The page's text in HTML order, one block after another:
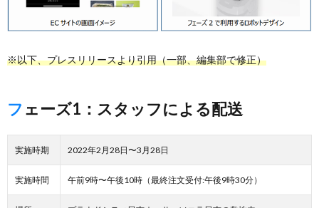
※以下、プレスリリースより引用（一部、編集部で修正）
フェーズ1：スタッフによる配送
実施時期 2022年2月28日〜3月28日
実施時間 午前9時〜午後10時（最終注文受付:午後9時30分）